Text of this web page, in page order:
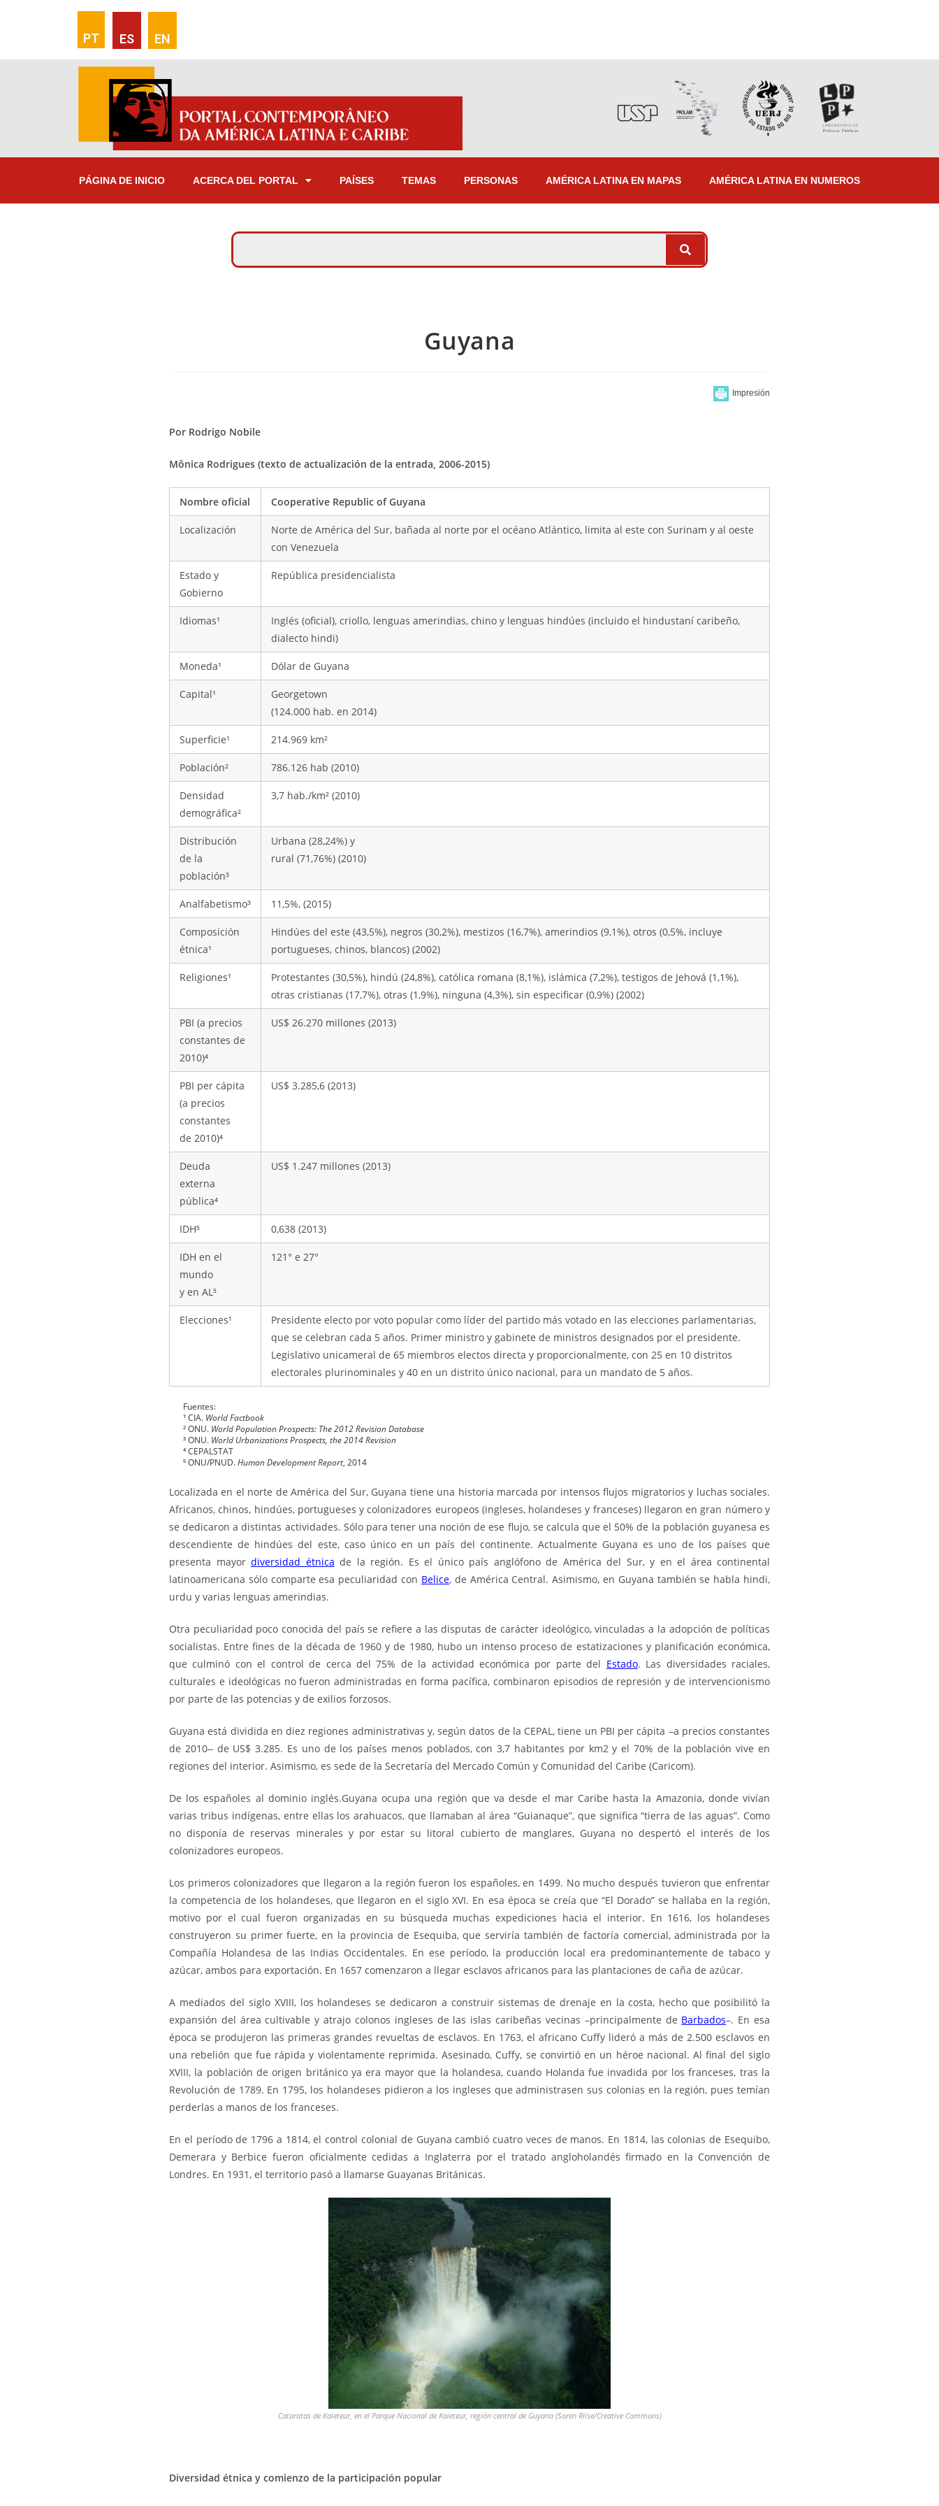
PT ES EN
PÁGINA DE INICIO ACERCA DEL PORTAL PAÍSES TEMAS PERSONAS AMÉRICA LATINA EN MAPAS AMÉRICA LATINA EN NUMEROS
Guyana
Por Rodrigo Nobile
Mônica Rodrigues (texto de actualización de la entrada, 2006-2015)
Nombre oficial Cooperative Republic of Guyana
Localización
Norte de América del Sur, bañada al norte por el océano Atlántico, limita al este con Surinam y al oeste
con Venezuela
Estado y
Gobierno
República presidencialista
Idiomas¹
Inglés (oficial), criollo, lenguas amerindias, chino y lenguas hindúes (incluido el hindustaní caribeño,
dialecto hindi)
Moneda¹ Dólar de Guyana
Capital¹
Georgetown
(124.000 hab. en 2014)
Superficie¹ 214.969 km²
Población² 786.126 hab (2010)
Densidad
demográfica²
3,7 hab./km² (2010)
Distribución
de la
población³
Urbana (28,24%) y
rural (71,76%) (2010)
Analfabetismo³ 11,5%, (2015)
Composición
étnica¹
Hindúes del este (43,5%), negros (30,2%), mestizos (16,7%), amerindios (9,1%), otros (0,5%, incluye
portugueses, chinos, blancos) (2002)
Religiones¹
Protestantes (30,5%), hindú (24,8%), católica romana (8,1%), islámica (7,2%), testigos de Jehová (1,1%),
otras cristianas (17,7%), otras (1,9%), ninguna (4,3%), sin especificar (0,9%) (2002)
PBI (a precios
constantes de
2010)⁴
US$ 26.270 millones (2013)
PBI per cápita
(a precios
constantes
de 2010)⁴
US$ 3.285,6 (2013)
Deuda
externa
pública⁴
US$ 1.247 millones (2013)
IDH⁵ 0,638 (2013)
IDH en el
mundo
y en AL⁵
121° e 27°
Elecciones¹
Presidente electo por voto popular como líder del partido más votado en las elecciones parlamentarias,
que se celebran cada 5 años. Primer ministro y gabinete de ministros designados por el presidente.
Legislativo unicameral de 65 miembros electos directa y proporcionalmente, con 25 en 10 distritos
electorales plurinominales y 40 en un distrito único nacional, para un mandato de 5 años.
Fuentes:
¹ CIA. World Factbook
² ONU. World Population Prospects: The 2012 Revision Database
³ ONU. World Urbanizations Prospects, the 2014 Revision
⁴ CEPALSTAT
⁵ ONU/PNUD.Human Development Report, 2014
Localizada en el norte de América del Sur, Guyana tiene una historia marcada por intensos flujos migratorios y luchas sociales.
Africanos, chinos, hindúes, portugueses y colonizadores europeos (ingleses, holandeses y franceses) llegaron en gran número y
se dedicaron a distintas actividades. Sólo para tener una noción de ese flujo, se calcula que el 50% de la población guyanesa es
descendiente de hindúes del este, caso único en un país del continente. Actualmente Guyana es uno de los países que
presenta mayor diversidad étnica de la región. Es el único país anglófono de América del Sur, y en el área continental
latinoamericana sólo comparte esa peculiaridad con Belice, de América Central. Asimismo, en Guyana también se habla hindi,
urdu y varias lenguas amerindias.
Otra peculiaridad poco conocida del país se refiere a las disputas de carácter ideológico, vinculadas a la adopción de políticas
socialistas. Entre fines de la década de 1960 y de 1980, hubo un intenso proceso de estatizaciones y planificación económica,
que culminó con el control de cerca del 75% de la actividad económica por parte del Estado. Las diversidades raciales,
culturales e ideológicas no fueron administradas en forma pacífica, combinaron episodios de represión y de intervencionismo
por parte de las potencias y de exilios forzosos.
Guyana está dividida en diez regiones administrativas y, según datos de la CEPAL , tiene un PBI per cápita –a precios constantes
de 2010‒ de US$ 3.285. Es uno de los países menos poblados, con 3,7 habitantes por km2 y el 70% de la población vive en
regiones del interior. Asimismo, es sede de la Secretaría del Mercado Común y Comunidad del Caribe (Caricom).
De los españoles al dominio inglés.Guyana ocupa una región que va desde el mar Caribe hasta la Amazonia, donde vivían
varias tribus indígenas, entre ellas los arahuacos, que llamaban al área “Guianaque”, que significa “tierra de las aguas”. Como
no disponía de reservas minerales y por estar su litoral cubierto de manglares, Guyana no despertó el interés de los
colonizadores europeos.
Los primeros colonizadores que llegaron a la región fueron los españoles, en 1499. No mucho después tuvieron que enfrentar
la competencia de los holandeses, que llegaron en el siglo XVI. En esa época se creía que “El Dorado” se hallaba en la región,
motivo por el cual fueron organizadas en su búsqueda muchas expediciones hacia el interior. En 1616, los holandeses
construyeron su primer fuerte, en la provincia de Esequiba, que serviría también de factoría comercial, administrada por la
Compañía Holandesa de las Indias Occidentales. En ese período, la producción local era predominantemente de tabaco y
azúcar, ambos para exportación. En 1657 comenzaron a llegar esclavos africanos para las plantaciones de caña de azúcar.
A mediados del siglo XVIII, los holandeses se dedicaron a construir sistemas de drenaje en la costa, hecho que posibilitó la
expansión del área cultivable y atrajo colonos ingleses de las islas caribeñas vecinas –principalmente de Barbados–. En esa
época se produjeron las primeras grandes revueltas de esclavos. En 1763, el africano Cuffy lideró a más de 2.500 esclavos en
una rebelión que fue rápida y violentamente reprimida. Asesinado, Cuffy, se convirtió en un héroe nacional. Al final del siglo
XVIII, la población de origen británico ya era mayor que la holandesa, cuando Holanda fue invadida por los franceses, tras la
Revolución de 1789. En 1795, los holandeses pidieron a los ingleses que administrasen sus colonias en la región, pues temían
perderlas a manos de los franceses.
En el período de 1796 a 1814, el control colonial de Guyana cambió cuatro veces de manos. En 1814, las colonias de Esequibo,
Demerara y Berbice fueron oficialmente cedidas a Inglaterra por el tratado angloholandés firmado en la Convención de
Londres. En 1931, el territorio pasó a llamarse Guayanas Británicas.
Cataratas de Kaieteur, en el Parque Nacional de Kaieteur, región central de Guyana (Soren Riise/Creative Commons)
Diversidad étnica y comienzo de la participación popular